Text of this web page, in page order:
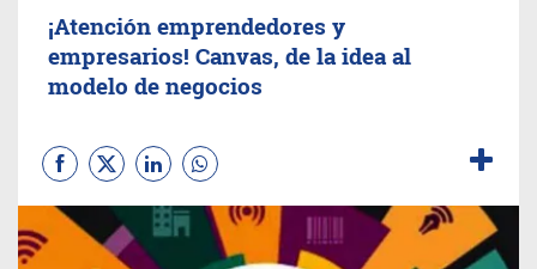
¡Atención emprendedores y
empresarios! Canvas, de la idea al
modelo de negocios